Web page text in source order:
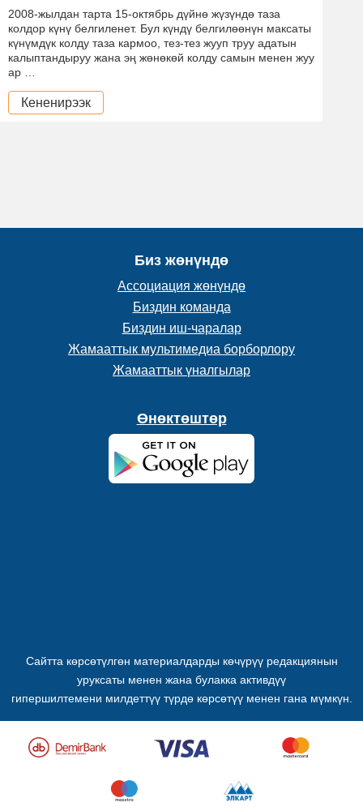
2008-жылдан тарта 15-октябрь дүйнө жүзүндө таза
колдор күнү белгиленет. Бул күндү белгилөөнүн максаты
күнүмдүк колду таза кармоо, тез-тез жууп труу адатын
калыптандыруу жана эң жөнөкөй колду самын менен жуу
ар …
Кененирээк
Биз жөнүндө
Ассоциация жөнүндө
Биздин команда
Биздин иш-чаралар
Жамааттык мультимедиа борборлору
Жамааттык үналгылар
Өнөктөштөр
Сайтта көрсөтүлгөн материалдарды көчүрүү редакциянын
уруксаты менен жана булакка активдүү
гипершилтемени милдеттүү түрдө көрсөтүү менен гана мүмкүн.